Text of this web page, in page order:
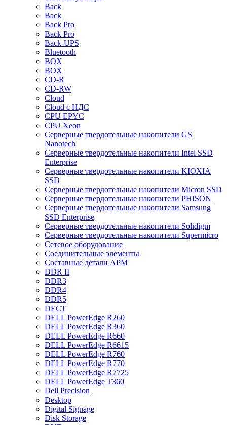
Back
Back
Back Pro
Back Pro
Back-UPS
Bluetooth
BOX
BOX
CD-R
CD-RW
Cloud
Cloud с НДС
CPU EPYC
CPU Xeon
Cерверные твердотельные накопители GS
Nanotech
Cерверные твердотельные накопители Intel SSD
Enterprise
Cерверные твердотельные накопители KIOXIA
SSD
Cерверные твердотельные накопители Micron SSD
Cерверные твердотельные накопители PHISON
Cерверные твердотельные накопители Samsung
SSD Enterprise
Cерверные твердотельные накопители Solidigm
Cерверные твердотельные накопители Supermicro
Cетевое оборудование
Cоединительные элементы
Cоставные детали АРМ
DDR II
DDR3
DDR4
DDR5
DECT
DELL PowerEdge R260
DELL PowerEdge R360
DELL PowerEdge R660
DELL PowerEdge R6615
DELL PowerEdge R760
DELL PowerEdge R770
DELL PowerEdge R7725
DELL PowerEdge T360
Dell Precision
Desktop
Digital Signage
Disk Storage